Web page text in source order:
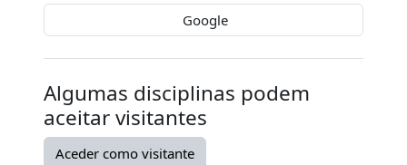
Google
Algumas disciplinas podem
aceitar visitantes
Aceder como visitante